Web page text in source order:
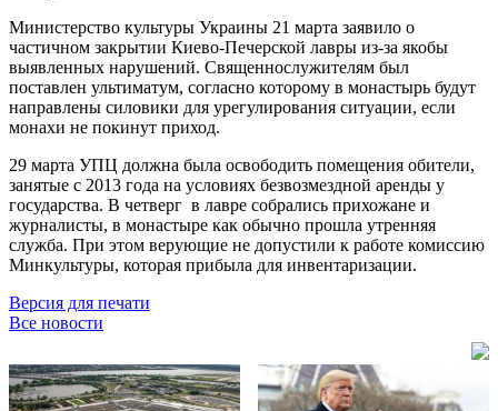
Министерство культуры Украины 21 марта заявило о
частичном закрытии Киево-Печерской лавры из-за якобы
выявленных нарушений. Священнослужителям был
поставлен ультиматум, согласно которому в монастырь будут
направлены силовики для урегулирования ситуации, если
монахи не покинут приход.
29 марта УПЦ должна была освободить помещения обители,
занятые с 2013 года на условиях безвозмездной аренды у
государства. В четверг в лавре собрались прихожане и
журналисты, в монастыре как обычно прошла утренняя
служба. При этом верующие не допустили к работе комиссию
Минкультуры, которая прибыла для инвентаризации.
Версия для печати
Все новости